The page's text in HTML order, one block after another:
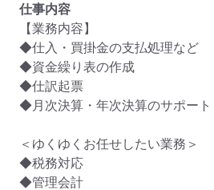
仕事内容
【業務内容】
◆仕入・買掛金の支払処理など
◆資金繰り表の作成
◆仕訳起票
◆月次決算・年次決算のサポート
＜ゆくゆくお任せしたい業務＞
◆税務対応
◆管理会計